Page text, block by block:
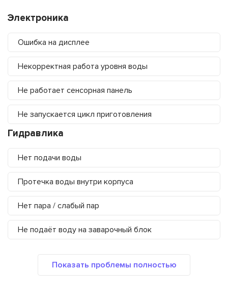
Электроника
Ошибка на дисплее
Некорректная работа уровня воды
Не работает сенсорная панель
Не запускается цикл приготовления
Гидравлика
Нет подачи воды
Протечка воды внутри корпуса
Нет пара / слабый пар
Не подаёт воду на заварочный блок